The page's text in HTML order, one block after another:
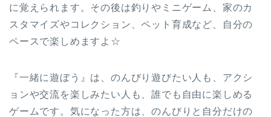
に覚えられます。その後は釣りやミニゲーム、家のカ
スタマイズやコレクション、ペット育成など、自分の
ペースで楽しめますよ☆
『一緒に遊ぼう』は、のんびり遊びたい人も、アクシ
ョンや交流を楽しみたい人も、誰でも自由に楽しめる
ゲームです。気になった方は、のんびりと自分だけの